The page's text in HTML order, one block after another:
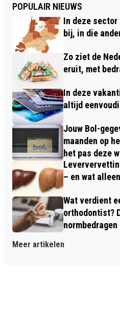
POPULAIR NIEUWS
In deze
bij, in die
Zo ziet de
eruit, met
In deze
altijd
Jouw Bol-
maanden op
het pas deze
– en wat
Wat verdient
orthodontist?
normbedragen
Meer artikelen